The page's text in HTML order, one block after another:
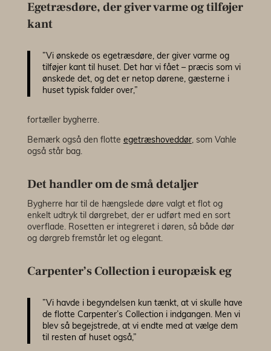
Egetræsdøre, der giver varme og tilføjer
kant
”Vi ønskede os egetræsdøre, der giver varme og
tilføjer kant til huset. Det har vi fået – præcis som vi
ønskede det, og det er netop dørene, gæsterne i
huset typisk falder over,”
fortæller bygherre.
Bemærk også den flotte egetræshoveddør, som Vahle
også står bag.
Det handler om de små detaljer
Bygherre har til de hængslede døre valgt et flot og
enkelt udtryk til dørgrebet, der er udført med en sort
overflade. Rosetten er integreret i døren, så både dør
og dørgreb fremstår let og elegant.
Carpenter’s Collection i europæisk eg​
”Vi havde i begyndelsen kun tænkt, at vi skulle have
de flotte Carpenter’s Collection i indgangen. Men vi
blev så begejstrede, at vi endte med at vælge dem
til resten af huset også,”